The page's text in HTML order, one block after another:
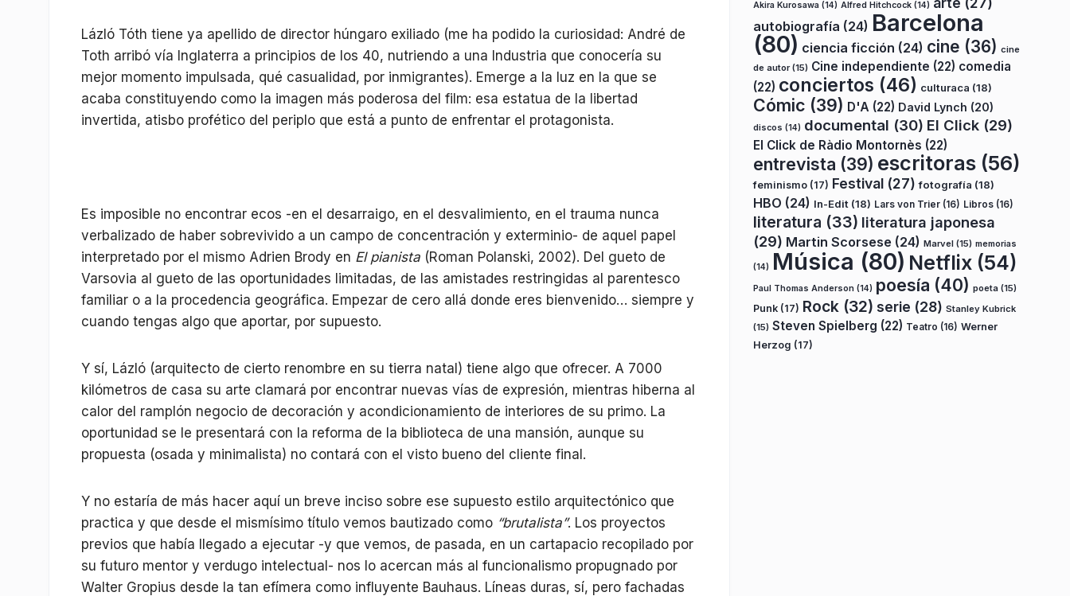
Lázló Tóth tiene ya apellido de director húngaro exiliado (me ha podido la curiosidad: André de
Toth arribó vía Inglaterra a principios de los 40, nutriendo a una Industria que conocería su
mejor momento impulsada, qué casualidad, por inmigrantes). Emerge a la luz en la que se
acaba constituyendo como la imagen más poderosa del film: esa estatua de la libertad
invertida, atisbo profético del periplo que está a punto de enfrentar el protagonista.
Es imposible no encontrar ecos -en el desarraigo, en el desvalimiento, en el trauma nunca
verbalizado de haber sobrevivido a un campo de concentración y exterminio- de aquel papel
interpretado por el mismo Adrien Brody en El pianista (Roman Polanski, 2002). Del gueto de
Varsovia al gueto de las oportunidades limitadas, de las amistades restringidas al parentesco
familiar o a la procedencia geográfica. Empezar de cero allá donde eres bienvenido… siempre y
cuando tengas algo que aportar, por supuesto.
Y sí, Lázló (arquitecto de cierto renombre en su tierra natal) tiene algo que ofrecer. A 7000
kilómetros de casa su arte clamará por encontrar nuevas vías de expresión, mientras hiberna al
calor del ramplón negocio de decoración y acondicionamiento de interiores de su primo. La
oportunidad se le presentará con la reforma de la biblioteca de una mansión, aunque su
propuesta (osada y minimalista) no contará con el visto bueno del cliente final.
Y no estaría de más hacer aquí un breve inciso sobre ese supuesto estilo arquitectónico que
practica y que desde el mismísimo título vemos bautizado como “brutalista”. Los proyectos
previos que había llegado a ejecutar -y que vemos, de pasada, en un cartapacio recopilado por
su futuro mentor y verdugo intelectual- nos lo acercan más al funcionalismo propugnado por
Walter Gropius desde la tan efímera como influyente Bauhaus. Líneas duras, sí, pero fachadas
Akira Kurosawa (14) Alfred Hitchcock (14)
autobiografía (24) Barcelona
(80) ciencia ficción (24) cine (36) cine
de autor(15) Cine independiente (22) comedia
(22) conciertos (46) culturaca (18)
Cómic (39) D'A (22) David Lynch (20)
discos (14) documental (30) El Click (29)
El Click de Ràdio Montornès (22)
entrevista (39) escritoras (56)
feminismo (17) Festival (27) fotografía (18)
HBO (24) In-Edit (18) Lars von Trier (16) Libros (16)
literatura (33) literatura japonesa
(29) Martin Scorsese (24) Marvel (15) memorias
(14) Música (80) Netflix (54)
Paul Thomas Anderson (14) poesía (40) poeta (15)
Punk (17) Rock (32) serie (28) Stanley Kubrick
(15) Steven Spielberg (22) Teatro (16) Werner
Herzog (17)